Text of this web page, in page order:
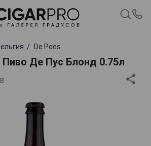
De Poes
Пиво Де Пус Блонд 0.75л